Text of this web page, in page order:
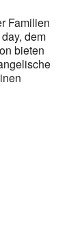
Familien
dem
bieten